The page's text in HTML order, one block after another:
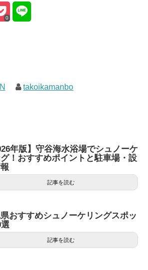
0
takoikamanbo
年版】守谷海水浴場でシュノーケ
グ！おすすめポイントと駐車場・設
記事を読む
おすすめシュノーケリングスポッ
選
記事を読む